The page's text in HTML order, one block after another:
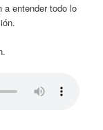
a entender todo lo